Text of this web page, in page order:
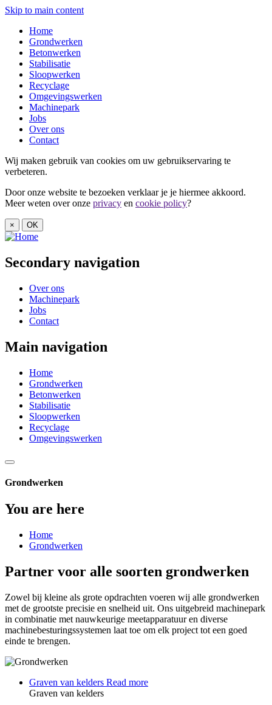
Skip to main content
Home
Grondwerken
Betonwerken
Stabilisatie
Sloopwerken
Recyclage
Omgevingswerken
Machinepark
Jobs
Over ons
Contact
Wij maken gebruik van cookies om uw gebruikservaring te
verbeteren.
Door onze website te bezoeken verklaar je je hiermee akkoord.
Meer weten over onze privacy en cookie policy?
× OK
Secondary navigation
Over ons
Machinepark
Jobs
Contact
Main navigation
Home
Grondwerken
Betonwerken
Stabilisatie
Sloopwerken
Recyclage
Omgevingswerken
Grondwerken
You are here
Home
Grondwerken
Partner voor alle soorten grondwerken
Zowel bij kleine als grote opdrachten voeren wij alle grondwerken
met de grootste precisie en snelheid uit. Ons uitgebreid machinepark
in combinatie met nauwkeurige meetapparatuur en diverse
machinebesturingssystemen laat toe om elk project tot een goed
einde te brengen.
Graven van kelders Read more
Graven van kelders